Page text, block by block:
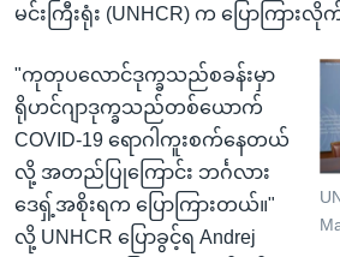
မင်းကြီးရုံး (UNHCR) က ပြောကြား
"ကုတုပလောင်ဒုက္ခသည်စခန်းမှာ
ရိုဟင်ဂျာဒုက္ခသည်တစ်ယောက်
COVID-19 ရောဂါကူးစက်နေတယ်
လို့ အတည်ပြုကြောင်း ဘင်္ဂလား
ဒေရှ့်အစိုးရက ပြောကြားတယ်။"
လို့ UNHCR ပြောခွင့်ရ Andrej